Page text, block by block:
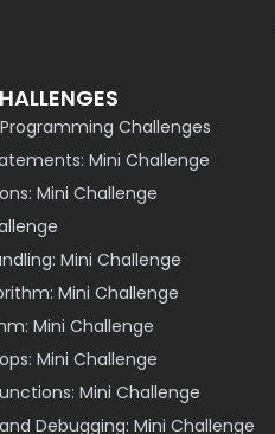
Challenges
Mini Challenge
Mini Challenge
Mini Challenge
Mini Challenge
Mini Challenge
Mini Challenge
Mini Challenge
Debugging: Mini Challenge